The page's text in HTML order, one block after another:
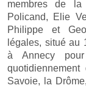
membres de la
Policand, Elie
Philippe et
légales, situé au
à Annecy
Savoie, la